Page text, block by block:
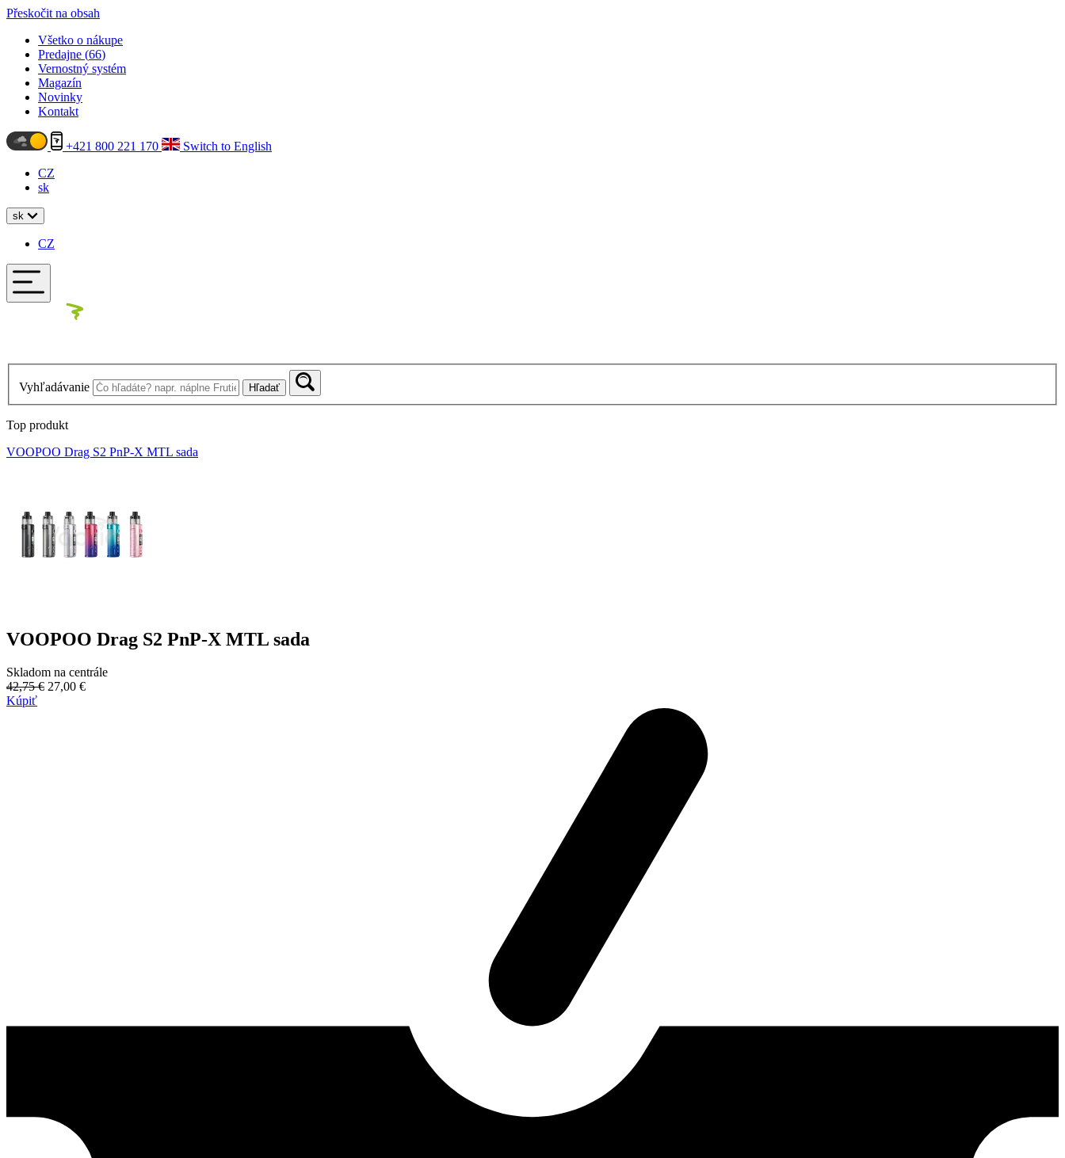
Přeskočit na obsah
Všetko o nákupe
Predajne (66)
Vernostný systém
Magazín
Novinky
Kontakt
+421 800 221 170
Switch to English
CZ
sk
sk
CZ
Vyhľadávanie Hľadať
Top produkt
VOOPOO Drag S2 PnP-X MTL sada
VOOPOO Drag S2 PnP-X MTL sada
Skladom na centrále
42,75 € 27,00 €
Kúpiť